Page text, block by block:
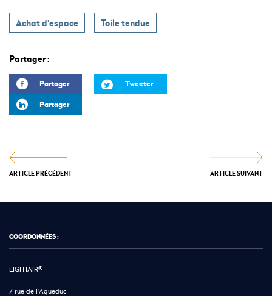
Achat d'espace Toile tendue
Partager :
Partager
Tweeter
Partager
ARTICLE PRÉCÉDENT ARTICLE SUIVANT
COORDONNÉES :
LIGHTAIR®
7 rue de l'Aqueduc